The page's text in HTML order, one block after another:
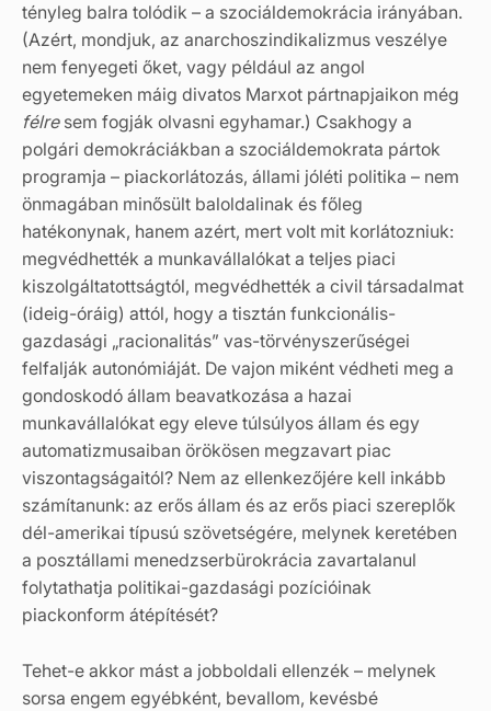
tényleg balra tolódik – a szociáldemokrácia irányában.
(Azért, mondjuk, az anarchoszindikalizmus veszélye
nem fenyegeti őket, vagy például az angol
egyetemeken máig divatos Marxot pártnapjaikon még
félre sem fogják olvasni egyhamar.) Csakhogy a
polgári demokráciákban a szociáldemokrata pártok
programja – piackorlátozás, állami jóléti politika – nem
önmagában minősült baloldalinak és főleg
hatékonynak, hanem azért, mert volt mit korlátozniuk:
megvédhették a munkavállalókat a teljes piaci
kiszolgáltatottságtól, megvédhették a civil társadalmat
(ideig-óráig) attól, hogy a tisztán funkcionális-
gazdasági „racionalitás” vas-törvényszerűségei
felfalják autonómiáját. De vajon miként védheti meg a
gondoskodó állam beavatkozása a hazai
munkavállalókat egy eleve túlsúlyos állam és egy
automatizmusaiban örökösen megzavart piac
viszontagságaitól? Nem az ellenkezőjére kell inkább
számítanunk: az erős állam és az erős piaci szereplők
dél-amerikai típusú szövetségére, melynek keretében
a posztállami menedzserbürokrácia zavartalanul
folytathatja politikai­-gazdasági pozícióinak
piackonform átépítését?
Tehet-e akkor mást a jobboldali ellenzék – melynek
sorsa engem egyébként, bevallom, kevésbé